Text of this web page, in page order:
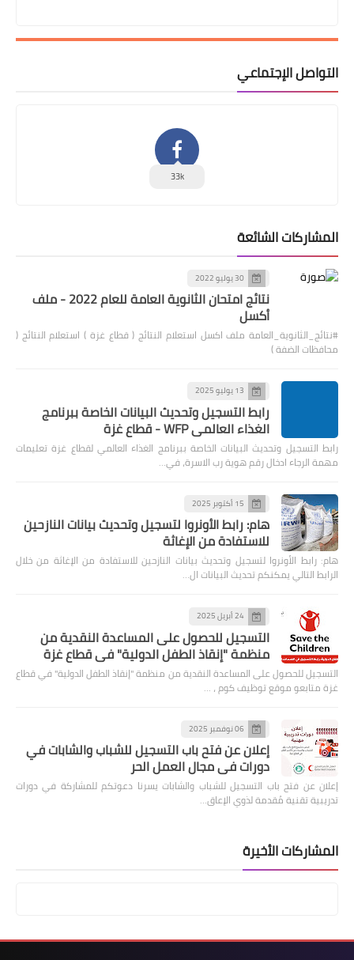
التواصل الإجتماعي
33k
المشاركات الشائعة
30 يوليو 2022
نتائج امتحان الثانوية العامة للعام 2022 - ملف
أكسل
#نتائج_الثانوية_العامة ملف اكسل استعلام النتائج ( قطاع غزة ) استعلام النتائج (
محافظات الضفة )
13 يوليو 2025
رابط التسجيل وتحديث البيانات الخاصة ببرنامج
الغذاء العالمي WFP - قطاع غزة
رابط التسجيل وتحديث البيانات الخاصة ببرنامج الغذاء العالمي لقطاع غزة تعليمات
مهمة الرجاء ادخال رقم هوية رب الاسرة، في…
15 أكتوبر 2025
هام: رابط الأونروا لتسجيل وتحديث بيانات النازحين
للاستفادة من الإغاثة
هام: رابط الأونروا لتسجيل وتحديث بيانات النازحين للاستفادة من الإغاثة من خلال
الرابط التالي يمكنكم تحديث البيانات ال…
24 أبريل 2025
التسجيل للحصول على المساعدة النقدية من
منظمة "إنقاذ الطفل الدولية" في قطاع غزة
التسجيل للحصول على المساعدة النقدية من منظمة "إنقاذ الطفل الدولية" في قطاع
غزة متابعو موقع توظيف كوم ، …
06 نوفمبر 2025
إعلان عن فتح باب التسجيل للشباب والشابات في
دورات في مجال العمل الحر
إعلان عن فتح باب التسجيل للشباب والشابات يسرنا دعوتكم للمشاركة في دورات
تدريبية تقنية مُقدمة لذوي الإعاق…
المشاركات الأخيرة